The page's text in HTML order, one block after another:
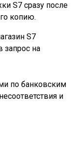
S7 сразу после
копию.
S7
запрос на
по банковским
и